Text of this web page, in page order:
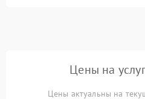
Цены на
Цены актуальны на